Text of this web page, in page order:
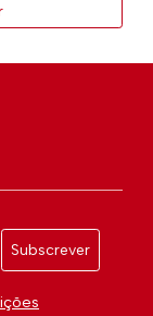
Subscrever